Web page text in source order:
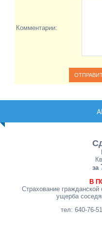
Комментарии:
за
В
Страхование гражданской
ущерба
тел: 640-76-